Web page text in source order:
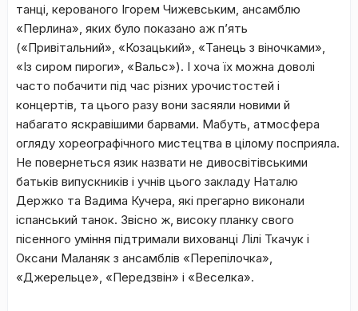
танці, керованого Ігорем Чижевським, ансамблю
«Перлина», яких було показано аж п’ять
(«Привітальний», «Козацький», «Танець з віночками»,
«Із сиром пироги», «Вальс»). І хоча їх можна доволі
часто побачити під час різних урочистостей і
концертів, та цього разу вони засяяли новими й
набагато яскравішими барвами. Мабуть, атмосфера
огляду хореографічного мистецтва в цілому посприяла.
Не повернеться язик назвати не дивосвітівськими
батьків випускників і учнів цього закладу Наталю
Держко та Вадима Кучера, які прегарно виконали
іспанський танок. Звісно ж, високу планку свого
пісенного уміння підтримали вихованці Лілі Ткачук і
Оксани Маланяк з ансамблів «Перепілочка»,
«Джерельце», «Передзвін» і «Веселка».